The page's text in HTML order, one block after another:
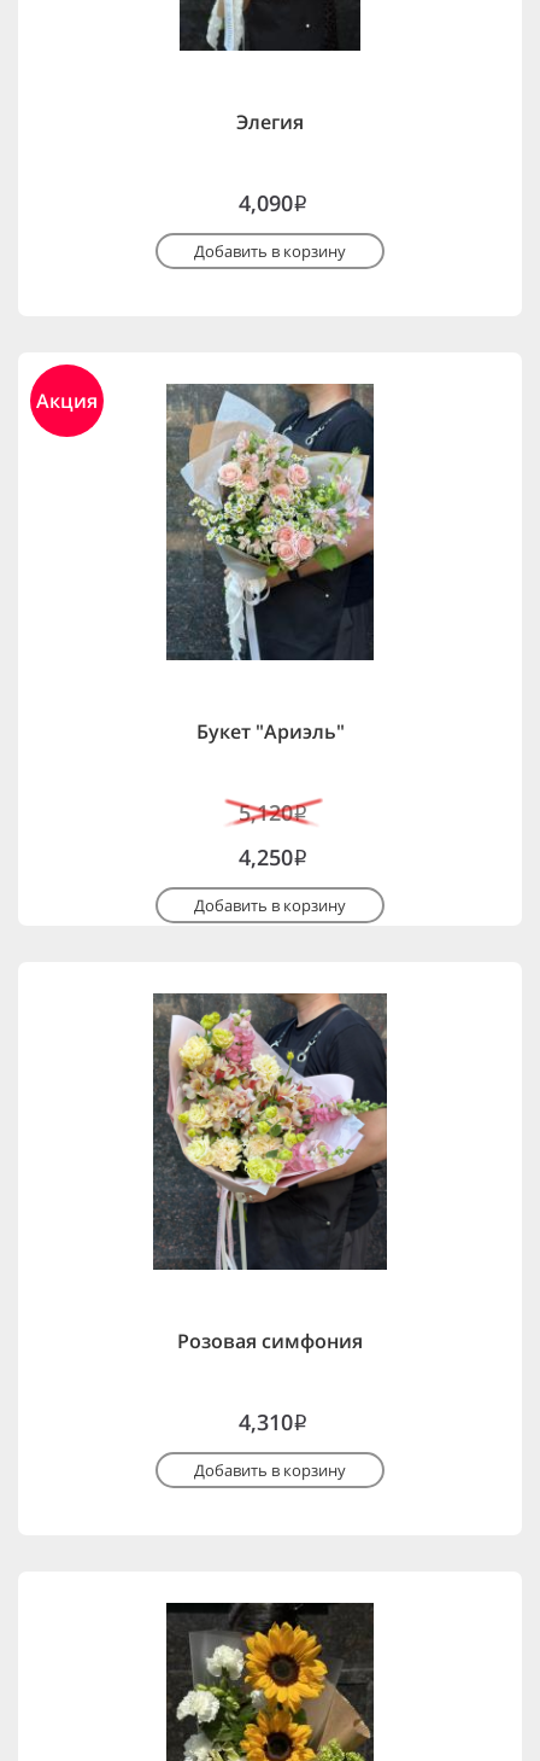
Элегия
4,090i
Добавить в корзину
Акция
Букет "Ариэль"
5,120i
4,250i
Добавить в корзину
Розовая симфония
4,310i
Добавить в корзину